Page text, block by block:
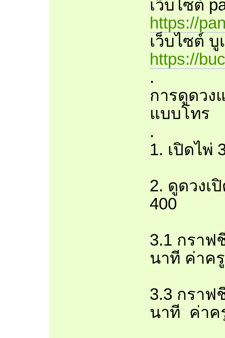
เว็บไซต์
https://
เว็บไซต์ บู
https://
.
การดูดวง
แบบโทร
.
1. เปิดไพ่
2. ดูดวงเ
400
3.1 กราฟ
นาที ค่าค
3.3 กราฟ
นาที ค่าค